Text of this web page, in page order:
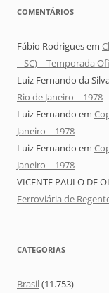
COMENTÁRIOS
Fábio Rodriguesem
– SC) – Temporada
Luiz Fernando da
Rio de Janeiro – 1978
Luiz Fernando em
Janeiro – 1978
Luiz Fernando em
Janeiro – 1978
VICENTE PAULO DE
Ferroviária de
CATEGORIAS
Brasil(11.753)